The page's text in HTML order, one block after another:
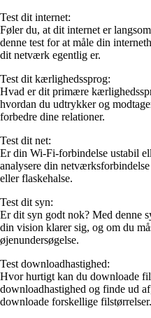
Test dit internet:
Føler du, at dit internet er
denne test for at måle din
dit netværk egentlig er.
Test dit kærlighedssprog:
Hvad er dit primære
hvordan du udtrykker og
forbedre dine relationer.
Test dit net:
Er din Wi-Fi-forbindelse ustabil
analysere din
eller flaskehalse.
Test dit syn:
Er dit syn godt nok? Med denne
din vision klarer sig, og om du
øjenundersøgelse.
Test downloadhastighed:
Hvor hurtigt kan du downloade
downloadhastighed og finde ud
downloade forskellige filstørrelser.